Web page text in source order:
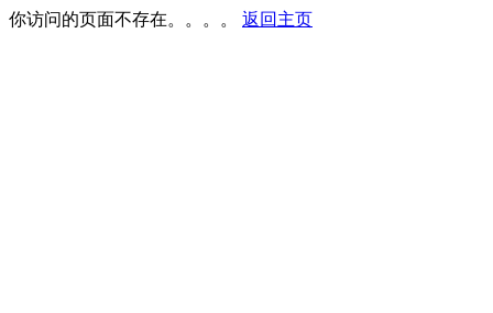
你访问的页面不存在。。。。 返回主页